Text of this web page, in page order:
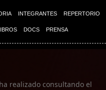
INTEGRANTES REPERTORIO
DOCS PRENSA
realizado consultando el